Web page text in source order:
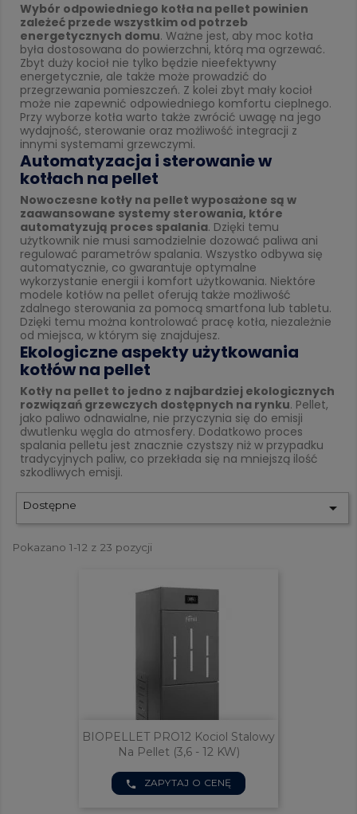
Wybór odpowiedniego kotła na pellet powinien
zależeć przede wszystkim od potrzeb
energetycznych domu. Ważne jest, aby moc kotła
była dostosowana do powierzchni, którą ma ogrzewać.
Zbyt duży kocioł nie tylko będzie nieefektywny
energetycznie, ale także może prowadzić do
przegrzewania pomieszczeń. Z kolei zbyt mały kocioł
może nie zapewnić odpowiedniego komfortu cieplnego.
Przy wyborze kotła warto także zwrócić uwagę na jego
wydajność, sterowanie oraz możliwość integracji z
innymi systemami grzewczymi.
Automatyzacja i sterowanie w
kotłach na pellet
Nowoczesne kotły na pellet wyposażone są w
zaawansowane systemy sterowania, które
automatyzują proces spalania. Dzięki temu
użytkownik nie musi samodzielnie dozować paliwa ani
regulować parametrów spalania. Wszystko odbywa się
automatycznie, co gwarantuje optymalne
wykorzystanie energii i komfort użytkowania. Niektóre
modele kotłów na pellet oferują także możliwość
zdalnego sterowania za pomocą smartfona lub tabletu.
Dzięki temu można kontrolować pracę kotła, niezależnie
od miejsca, w którym się znajdujesz.
Ekologiczne aspekty użytkowania
kotłów na pellet
Kotły na pellet to jedno z najbardziej ekologicznych
rozwiązań grzewczych dostępnych na rynku. Pellet,
jako paliwo odnawialne, nie przyczynia się do emisji
dwutlenku węgla do atmosfery. Dodatkowo proces
spalania pelletu jest znacznie czystszy niż w przypadku
tradycyjnych paliw, co przekłada się na mniejszą ilość
szkodliwych emisji.
Dostępne 
Pokazano 1-12 z 23 pozycji
BIOPELLET PRO12 Kociol Stalowy
Na Pellet (3,6 - 12 KW)
phone ZAPYTAJ O CENĘ